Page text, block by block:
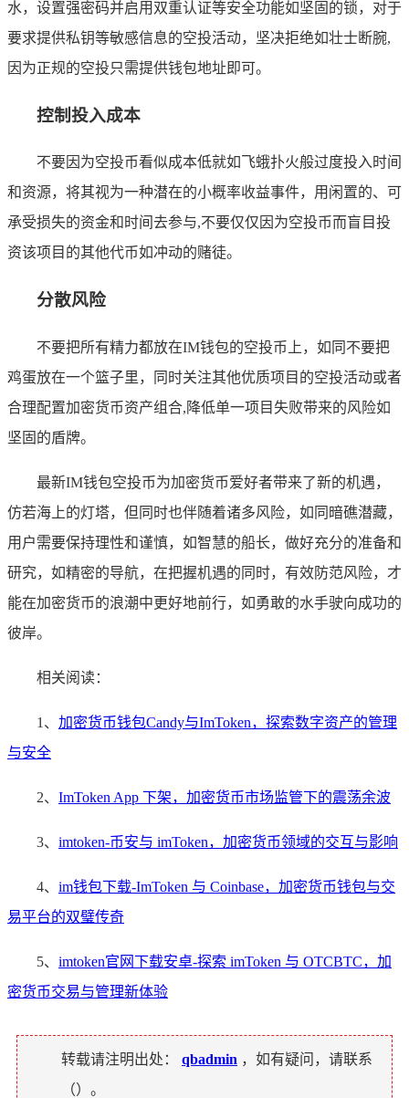
水，设置强密码并启用双重认证等安全功能如坚固的锁，对于
要求提供私钥等敏感信息的空投活动，坚决拒绝如壮士断腕,
因为正规的空投只需提供钱包地址即可。
控制投入成本
不要因为空投币看似成本低就如飞蛾扑火般过度投入时间
和资源，将其视为一种潜在的小概率收益事件，用闲置的、可
承受损失的资金和时间去参与,不要仅仅因为空投币而盲目投
资该项目的其他代币如冲动的赌徒。
分散风险
不要把所有精力都放在IM钱包的空投币上，如同不要把
鸡蛋放在一个篮子里，同时关注其他优质项目的空投活动或者
合理配置加密货币资产组合,降低单一项目失败带来的风险如
坚固的盾牌。
最新IM钱包空投币为加密货币爱好者带来了新的机遇，
仿若海上的灯塔，但同时也伴随着诸多风险，如同暗礁潜藏，
用户需要保持理性和谨慎，如智慧的船长，做好充分的准备和
研究，如精密的导航，在把握机遇的同时，有效防范风险，才
能在加密货币的浪潮中更好地前行，如勇敢的水手驶向成功的
彼岸。
相关阅读：
1、 加密货币钱包Candy与ImToken，探索数字资产的管理
与安全
2、 ImToken App 下架，加密货币市场监管下的震荡余波
3、 imtoken-币安与 imToken，加密货币领域的交互与影响
4、 im钱包下载-ImToken 与 Coinbase，加密货币钱包与交
易平台的双璧传奇
5、 imtoken官网下载安卓-探索 imToken 与 OTCBTC，加
密货币交易与管理新体验
转载请注明出处： qbadmin ，如有疑问，请联系
（）。